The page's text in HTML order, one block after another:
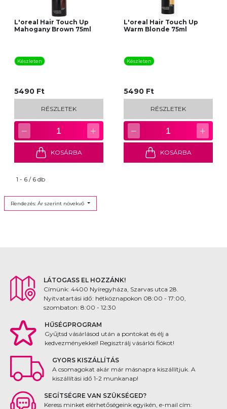
L'oreal Hair Touch Up
Mahogany Brown 75ml
Készleten
5490 Ft
RÉSZLETEK
− 1 +
KOSÁRBA
L'oreal Hair Touch Up
Warm Blonde 75ml
Készleten
5490 Ft
RÉSZLETEK
− 1 +
KOSÁRBA
1 - 6 / 6 db
Rendezés: Ár szerint növekvő
LÁTOGASS EL HOZZÁNK!
Címünk: 4400 Nyíregyháza, Szarvas utca 28.
Nyitvatartási idő: hétköznapokon 08:00 - 17:00,
szombaton: 8:00 - 12:30
HŰSÉGPROGRAM
Gyűjtsd vásárlásod után a pontokat és élj a
kedvezményekkel! Regisztrálj vásárlói fiókot!
GYORS KISZÁLLÍTÁS
A csomagokat akár már másnapra kiszállítjuk. A
kiszállítási idő 1-2 munkanap!
SEGÍTSÉGRE VAN SZÜKSÉGED?
Keress minket elérhetőségeink egyikén, e-mail cím: